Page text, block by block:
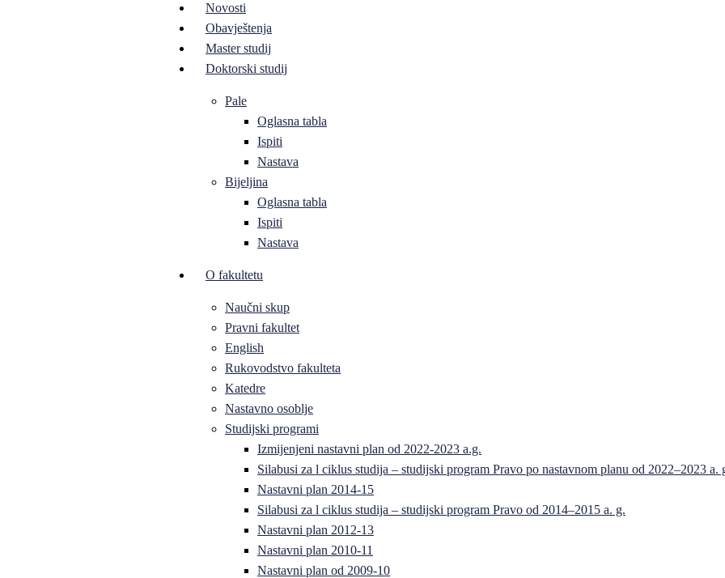
Novosti
Obavještenja
Master studij
Doktorski studij
Pale
Oglasna tabla
Ispiti
Nastava
Bijeljina
Oglasna tabla
Ispiti
Nastava
O fakultetu
Naučni skup
Pravni fakultet
English
Rukovodstvo fakulteta
Katedre
Nastavno osoblje
Studijski programi
Izmijenjeni nastavni plan od 2022-2023 a.g.
Silabusi za l ciklus studija – studijski program Pravo po nastavnom planu od 2022–2023 a.
Nastavni plan 2014-15
Silabusi za l ciklus studija – studijski program Pravo od 2014–2015 a. g.
Nastavni plan 2012-13
Nastavni plan 2010-11
Nastavni plan od 2009-10